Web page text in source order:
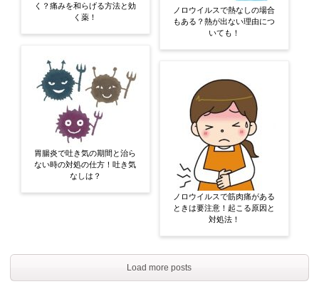
く？痛みを和らげる方法と効
く薬！
胃腸炎で吐き気の期間と治ら
ない時の対処の仕方！吐き気
なしは？
ノロウイルスで熱なしの場合
もある？熱が出ない理由につ
いても！
ノロウイルスで筋肉痛がある
ときは要注意！起こる原因と
対処法！
Load more posts